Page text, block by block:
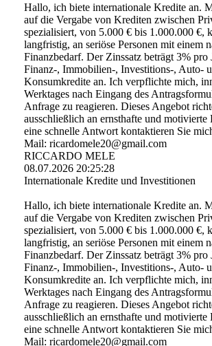
Hallo, ich biete internationale Kredite an.
auf die Vergabe von Krediten zwischen
spezialisiert, von 5.000 € bis 1.000.000 €,
langfristig, an seriöse Personen mit einem
Finanzbedarf. Der Zinssatz beträgt 3% pro
Finanz-, Immobilien-, Investitions-, Auto-
Konsumkredite an. Ich verpflichte mich,
Werktages nach Eingang des
Anfrage zu reagieren. Dieses Angebot
ausschließlich an ernsthafte und motivierte
eine schnelle Antwort kontaktieren Sie
Mail: ricardomele20@gmail.com
RICCARDO MELE
08.07.2026 20:25:28
Internationale Kredite und Investitionen
Hallo, ich biete internationale Kredite an.
auf die Vergabe von Krediten zwischen
spezialisiert, von 5.000 € bis 1.000.000 €,
langfristig, an seriöse Personen mit einem
Finanzbedarf. Der Zinssatz beträgt 3% pro
Finanz-, Immobilien-, Investitions-, Auto-
Konsumkredite an. Ich verpflichte mich,
Werktages nach Eingang des
Anfrage zu reagieren. Dieses Angebot
ausschließlich an ernsthafte und motivierte
eine schnelle Antwort kontaktieren Sie
Mail: ricardomele20@gmail.com